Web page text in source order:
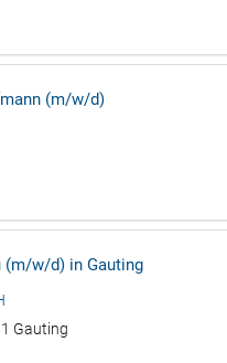
(m/w/d)
(m/w/d) in Gauting
Gauting